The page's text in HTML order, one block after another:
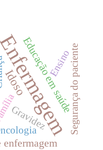
Idoso
enfermagem
Educação em saúde
EnsinoSegurança do paciente
Gravidez